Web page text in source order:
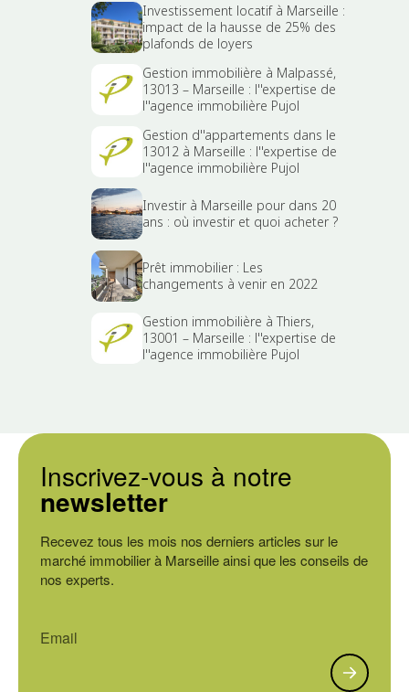
Investissement locatif à Marseille :
impact de la hausse de 25% des
plafonds de loyers
Gestion immobilière à Malpassé,
13013 – Marseille : l''expertise de
l''agence immobilière Pujol
Gestion d''appartements dans le
13012 à Marseille : l''expertise de
l''agence immobilière Pujol
Investir à Marseille pour dans 20
ans : où investir et quoi acheter ?
Prêt immobilier : Les
changements à venir en 2022
Gestion immobilière à Thiers,
13001 – Marseille : l''expertise de
l''agence immobilière Pujol
Inscrivez-vous à notre
newsletter
Recevez tous les mois nos derniers articles sur le
marché immobilier à Marseille ainsi que les conseils de
nos experts.